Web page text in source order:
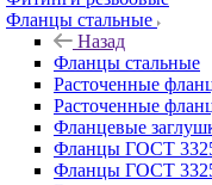
Фланцы стальные
Назад
Фланцы стальные
Расточенные
Расточенные
Фланцевые
Фланцы ГОСТ
Фланцы ГОСТ